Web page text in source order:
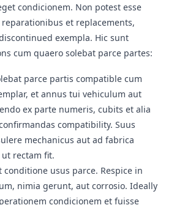
condicionem. Non potest esse
et replacements,
exempla. Hic sunt
cum quaero solebat parce partes:
parce partis compatible cum
et annus tui vehiculum aut
ex parte numeris, cubits et alia
compatibility. Suus
mechanicus aut ad fabrica
rectam fit.
conditione usus parce. Respice in
nimia gerunt, aut corrosio. Ideally
condicionem et fuisse